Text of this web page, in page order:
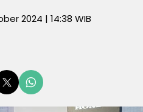
2024 | 14:38 WIB